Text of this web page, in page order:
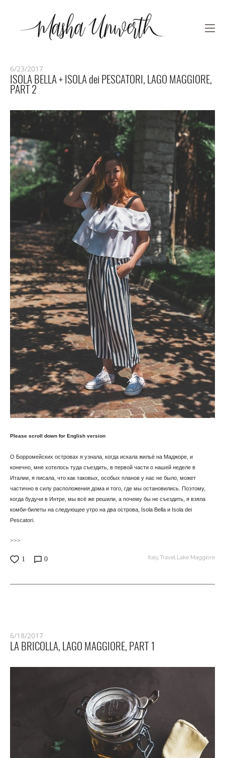
ISOLA BELLA + ISOLA dei PESCATORI, LAGO MAGGIORE,
PART 2
6/23/2017
Please scroll down for English version
О Борромейских островах я узнала, когда искала жильё на Маджоре, и
конечно, мне хотелось туда съездить, в первой части о нашей неделе в
Италии, я писала, что как таковых, особых планов у нас не было, может
частично в силу расположения дома и того, где мы остановились. Поэтому,
когда будучи в Интре, мы всё же решили, а почему бы не съездить, я взяла
комби-билеты на следующее утро на два острова, Isola Bella и Isola dei
Pescatori.
>>>
1 0 Italy,Travel,Lake Maggiore
LA BRICOLLA, LAGO MAGGIORE, PART 1
6/18/2017